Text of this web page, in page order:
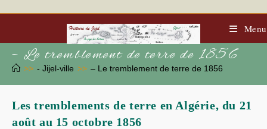
to
Menu
– Le tremblement de terre de 1856
>> - Jijel-ville >> – Le tremblement de terre de 1856
Les tremblements de terre en Algérie, du 21
août au 15 octobre 1856